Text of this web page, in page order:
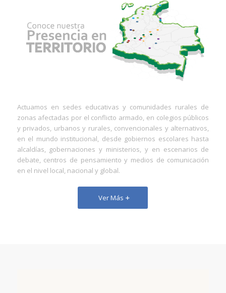
Actuamos en sedes educativas y comunidades rurales de
zonas afectadas por el conflicto armado, en colegios públicos
y privados, urbanos y rurales, convencionales y alternativos,
en el mundo institucional, desde gobiernos escolares hasta
alcaldías, gobernaciones y ministerios, y en escenarios de
debate, centros de pensamiento y medios de comunicación
en el nivel local, nacional y global.
Ver Más